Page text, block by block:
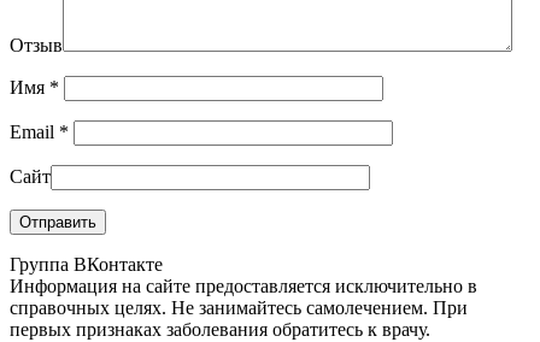
Отзыв
Имя *
Email *
Сайт
Группа ВКонтакте
Информация на сайте предоставляется исключительно в
справочных целях. Не занимайтесь самолечением. При
первых признаках заболевания обратитесь к врачу.